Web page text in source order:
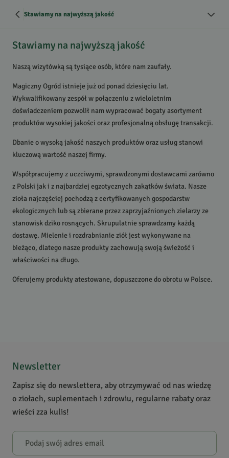
Stawiamy na najwyższą jakość
Stawiamy na najwyższą jakość
Naszą wizytówką są tysiące osób, które nam zaufały.
Magiczny Ogród istnieje już od ponad dziesięciu lat.
Wykwalifikowany zespół w połączeniu z wieloletnim
doświadczeniem pozwolił nam wypracować bogaty asortyment
produktów wysokiej jakości oraz profesjonalną obsługę transakcji.
Dbanie o wysoką jakość naszych produktów oraz usług stanowi
kluczową wartość naszej firmy.
Współpracujemy z uczciwymi, sprawdzonymi dostawcami zarówno
z Polski jak i z najbardziej egzotycznych zakątków świata. Nasze
zioła najczęściej pochodzą z certyfikowanych gospodarstw
ekologicznych lub są zbierane przez zaprzyjaźnionych zielarzy ze
stanowisk dziko rosnących. Skrupulatnie sprawdzamy każdą
dostawę. Mielenie i rozdrabnianie ziół jest wykonywane na
bieżąco, dlatego nasze produkty zachowują swoją świeżość i
właściwości na długo.
Oferujemy produkty atestowane, dopuszczone do obrotu w Polsce.
Newsletter
Zapisz się do newslettera, aby otrzymywać od nas wiedzę
o ziołach, suplementach i zdrowiu, regularne rabaty oraz
wieści zza kulis!